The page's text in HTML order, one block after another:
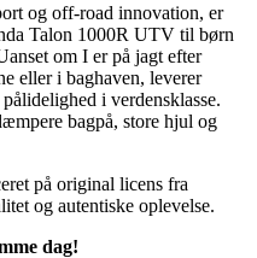
og off-road innovation, er
Talon 1000R UTV til børn
om I er på jagt efter
eller i baghaven, leverer
i verdensklasse.
bagpå, store hjul og
på original licens fra
og autentiske oplevelse.
dag!